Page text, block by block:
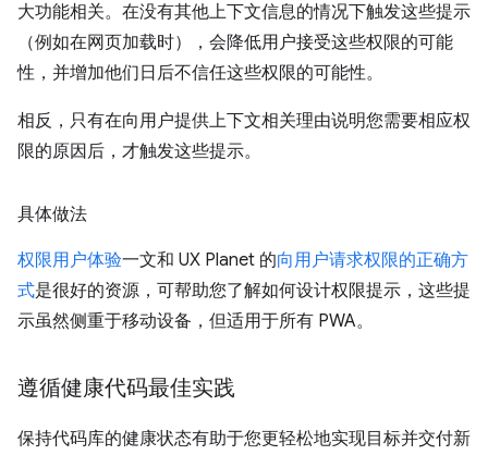
大功能相关。在没有其他上下文信息的情况下触发这些提示
（例如在网页加载时），会降低用户接受这些权限的可能
性，并增加他们日后不信任这些权限的可能性。
相反，只有在向用户提供上下文相关理由说明您需要相应权
限的原因后，才触发这些提示。
具体做法
权限用户体验一文和 UX Planet 的向用户请求权限的正确方
式是很好的资源，可帮助您了解如何设计权限提示，这些提
示虽然侧重于移动设备，但适用于所有 PWA。
遵循健康代码最佳实践
保持代码库的健康状态有助于您更轻松地实现目标并交付新